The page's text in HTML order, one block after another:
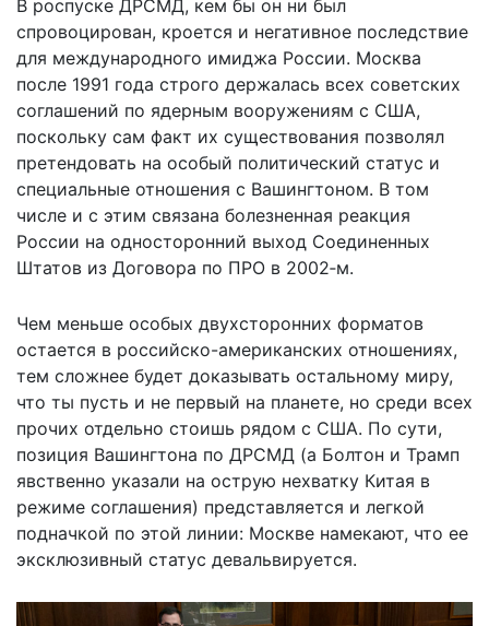
В роспуске ДРСМД, кем бы он ни был
спровоцирован, кроется и негативное последствие
для международного имиджа России. Москва
после 1991 года строго держалась всех советских
соглашений по ядерным вооружениям с США,
поскольку сам факт их существования позволял
претендовать на особый политический статус и
специальные отношения с Вашингтоном. В том
числе и с этим связана болезненная реакция
России на односторонний выход Соединенных
Штатов из Договора по ПРО в 2002‑м.
Чем меньше особых двухсторонних форматов
остается в российско-американских отношениях,
тем сложнее будет доказывать остальному миру,
что ты пусть и не первый на планете, но среди всех
прочих отдельно стоишь рядом с США. По сути,
позиция Вашингтона по ДРСМД (а Болтон и Трамп
явственно указали на острую нехватку Китая в
режиме соглашения) представляется и легкой
подначкой по этой линии: Москве намекают, что ее
эксклюзивный статус девальвируется.